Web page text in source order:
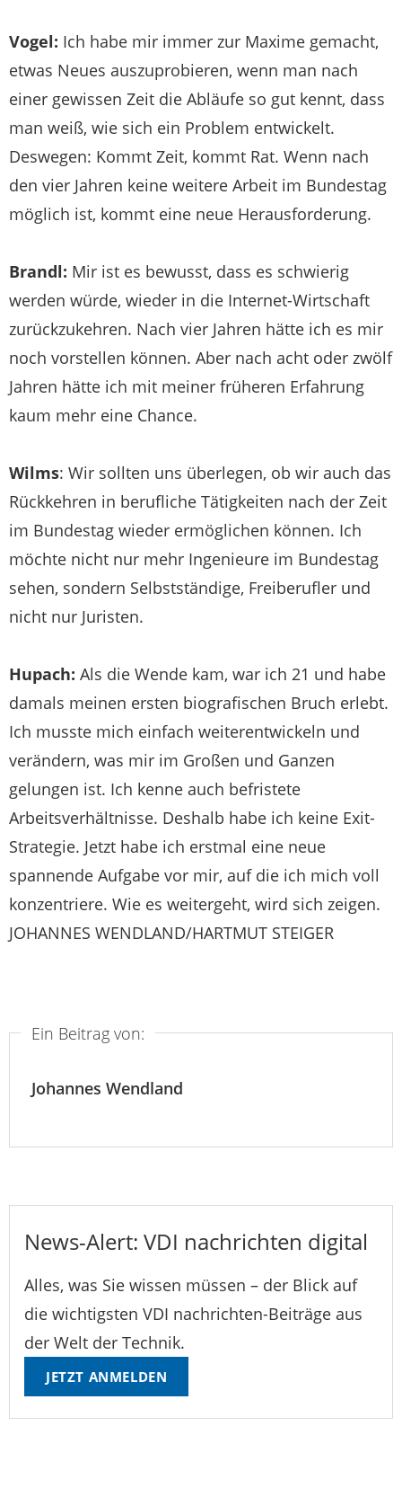
Vogel: Ich habe mir immer zur Maxime gemacht,
etwas Neues auszuprobieren, wenn man nach
einer gewissen Zeit die Abläufe so gut kennt, dass
man weiß, wie sich ein Problem entwickelt.
Deswegen: Kommt Zeit, kommt Rat. Wenn nach
den vier Jahren keine weitere Arbeit im Bundestag
möglich ist, kommt eine neue Herausforderung.
Brandl: Mir ist es bewusst, dass es schwierig
werden würde, wieder in die Internet-Wirtschaft
zurückzukehren. Nach vier Jahren hätte ich es mir
noch vorstellen können. Aber nach acht oder zwölf
Jahren hätte ich mit meiner früheren Erfahrung
kaum mehr eine Chance.
Wilms: Wir sollten uns überlegen, ob wir auch das
Rückkehren in berufliche Tätigkeiten nach der Zeit
im Bundestag wieder ermöglichen können. Ich
möchte nicht nur mehr Ingenieure im Bundestag
sehen, sondern Selbstständige, Freiberufler und
nicht nur Juristen.
Hupach: Als die Wende kam, war ich 21 und habe
damals meinen ersten biografischen Bruch erlebt.
Ich musste mich einfach weiterentwickeln und
verändern, was mir im Großen und Ganzen
gelungen ist. Ich kenne auch befristete
Arbeitsverhältnisse. Deshalb habe ich keine Exit-
Strategie. Jetzt habe ich erstmal eine neue
spannende Aufgabe vor mir, auf die ich mich voll
konzentriere. Wie es weitergeht, wird sich zeigen.
JOHANNES WENDLAND/HARTMUT STEIGER
Ein Beitrag von:
Johannes Wendland
News-Alert: VDI nachrichten digital
Alles, was Sie wissen müssen – der Blick auf
die wichtigsten VDI nachrichten-Beiträge aus
der Welt der Technik.
JETZT ANMELDEN